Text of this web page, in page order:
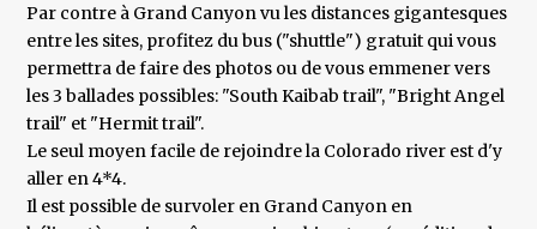
Par contre à Grand Canyon vu les distances gigantesques
entre les sites, profitez du bus ("shuttle") gratuit qui vous
permettra de faire des photos ou de vous emmener vers
les 3 ballades possibles: "South Kaibab trail", "Bright Angel
trail" et "Hermit trail".
Le seul moyen facile de rejoindre la Colorado river est d'y
aller en 4*4.
Il est possible de survoler en Grand Canyon en